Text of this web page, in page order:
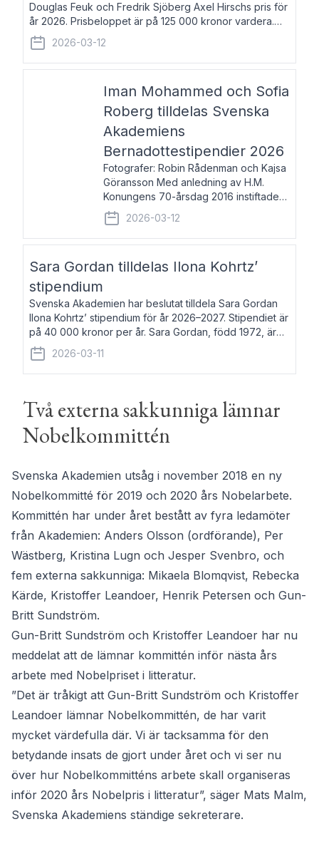
Douglas Feuk och Fredrik Sjöberg Axel Hirschs pris för
år 2026. Prisbeloppet är på 125 000 kronor vardera.
Johan Erséus, född 1959, är fackboksförfattare och
journalist med mångårigt för
2026-03-12
Iman Mohammed och Sofia
Roberg tilldelas Svenska
Akademiens
Bernadottestipendier 2026
Fotografer: Robin Rådenman och Kajsa
Göransson Med anledning av H.M.
Konungens 70-årsdag 2016 instiftade
fem av de kungliga akademierna det så
kallade Bernadotteprogrammet med
syfte att genom stipendier erbjuda stöd
2026-03-12
Sara Gordan tilldelas Ilona Kohrtz’
stipendium
Svenska Akademien har beslutat tilldela Sara Gordan
Ilona Kohrtz’ stipendium för år 2026–2027. Stipendiet är
på 40 000 kronor per år. Sara Gordan, född 1972, är
författare och översättare. Hon debuterade 2006 med
det prosalyriska verket En
2026-03-11
Två externa sakkunniga lämnar
Nobelkommittén
Svenska Akademien utsåg i november 2018 en ny
Nobelkommitté för 2019 och 2020 års Nobelarbete.
Kommittén har under året bestått av fyra ledamöter
från Akademien: Anders Olsson (ordförande), Per
Wästberg, Kristina Lugn och Jesper Svenbro, och
fem externa sakkunniga: Mikaela Blomqvist, Rebecka
Kärde, Kristoffer Leandoer, Henrik Petersen och Gun-
Britt Sundström.
Gun-Britt Sundström och Kristoffer Leandoer har nu
meddelat att de lämnar kommittén inför nästa års
arbete med Nobelpriset i litteratur.
”Det är tråkigt att Gun-Britt Sundström och Kristoffer
Leandoer lämnar Nobelkommittén, de har varit
mycket värdefulla där. Vi är tacksamma för den
betydande insats de gjort under året och vi ser nu
över hur Nobelkommitténs arbete skall organiseras
inför 2020 års Nobelpris i litteratur”, säger Mats Malm,
Svenska Akademiens ständige sekreterare.